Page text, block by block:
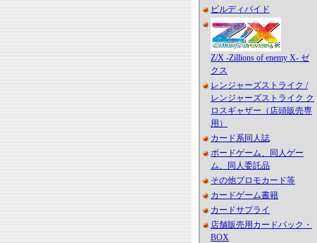
ビルディバイド
Z/X -Zillions of enemy X- ゼ
クス
レンジャーズストライク /
レンジャーズストライク ク
ロスギャザー（店頭販売専
用）
カード系同人誌
ボードゲーム、同人ゲー
ム、同人委託品
その他プロモカード等
カードゲーム書籍
カードサプライ
店舗販売用カードパック・
BOX